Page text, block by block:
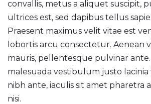
convallis, metus a aliquet suscipit,
ultrices est, sed dapibus tellus
Praesent maximus velit vitae est
lobortis arcu consectetur. Aenean
mauris, pellentesque pulvinar
malesuada vestibulum justo lacinia
nibh ante, iaculis sit amet pharetra
nisi.